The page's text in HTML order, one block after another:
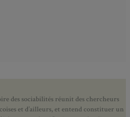
des sociabilités réunit des chercheurs
et d’ailleurs, et entend constituer un